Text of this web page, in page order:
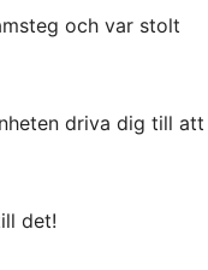
och var stolt
driva dig till att
det!